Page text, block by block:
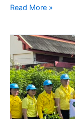
วันลอย
2568
Read More »
วัน
นี้
21
ตุลาคม
2568
เวลา
09.00